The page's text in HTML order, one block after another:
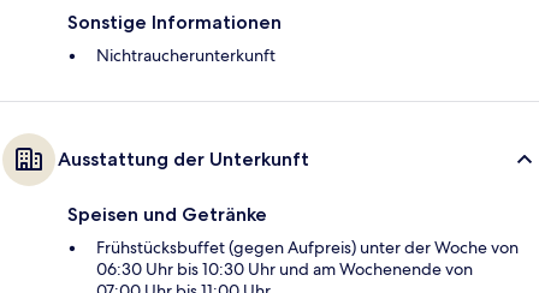
Sonstige Informationen
Nichtraucherunterkunft
Ausstattung der Unterkunft
Speisen und Getränke
Frühstücksbuffet (gegen Aufpreis) unter der Woche von
06:30 Uhr bis 10:30 Uhr und am Wochenende von